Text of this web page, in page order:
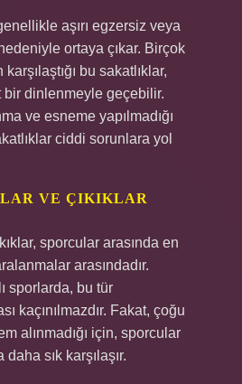
aşırı egzersiz veya
ortaya çıkar. Birçok
bu sakatlıklar,
dinlenmeyle geçebilir.
ve esneme yapılmadığı
ciddi sorunlara yol
VE ÇIKIKLAR
sporcular arasında en
arasındadır.
sporlarda, bu tür
kaçınılmazdır. Fakat, çoğu
alınmadığı için, sporcular
sık karşılaşır.